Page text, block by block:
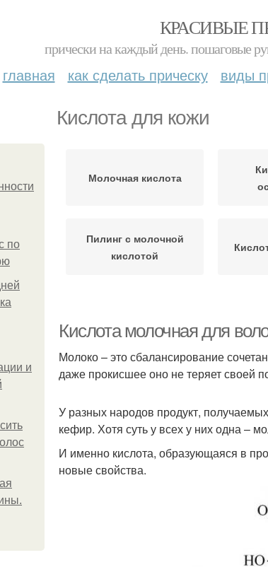
КРАСИВЫЕ
прически на каждый день. пошаговые
главная как сделать прическу виды
Кислота для кожи
по
и
Молочная кислота
Пилинг с молочной
кислотой
Кислоты в
Действие на кожу
Кислота молочная для
Молоко – это сбалансирование
даже прокисшее оно не теряет своей
У разных народов продукт,
кефир. Хотя суть у всех у них одна –
И именно кислота, образующаяся в
новые свойства.